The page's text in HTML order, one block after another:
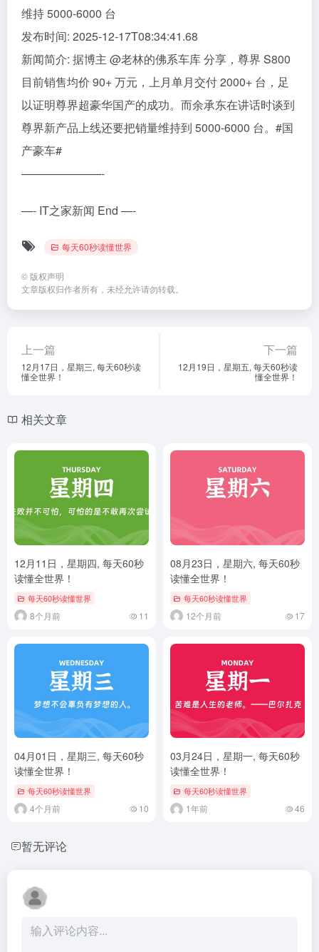
维持 5000-6000 台
发布时间: 2025-12-17T08:34:41.68
新闻简介: 据博主 @老林的佛系车库 分享，尊界 S800
目前销售均价 90+ 万元，上月单月交付 2000+ 台，足
以证明尊界超豪华国产的成功。而余承东在讲话时谈到
尊界新产品上线还要把销量维持到 5000-6000 台。#国
产豪车#
———————-
—- IT之家新闻 End —-
每天60秒读懂世界
© 版权声明
文章版权归作者所有，未经允许请勿转载。
上一篇
12月17日，星期三, 每天60秒读
懂全世界！
下一篇
12月19日，星期五, 每天60秒读
懂全世界！
相关文章
12月11日，星期四, 每天60秒
读懂全世界！
每天60秒读懂世界
8个月前 11
08月23日，星期六, 每天60秒
读懂全世界！
每天60秒读懂世界
12个月前 17
04月01日，星期三, 每天60秒
读懂全世界！
每天60秒读懂世界
4个月前 10
03月24日，星期一, 每天60秒
读懂全世界！
每天60秒读懂世界
1年前 46
暂无评论